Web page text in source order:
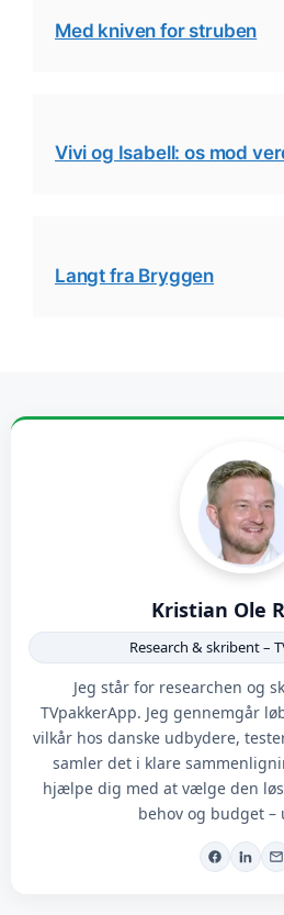
Med kniven for struben
Vivi og Isabell: os mod
Langt fra Bryggen
Kristian Ole
Research & skribent –
Jeg står for researchen og
TVpakkerApp. Jeg gennemgår
vilkår hos danske udbydere,
samler det i klare
hjælpe dig med at vælge den
behov og budget –